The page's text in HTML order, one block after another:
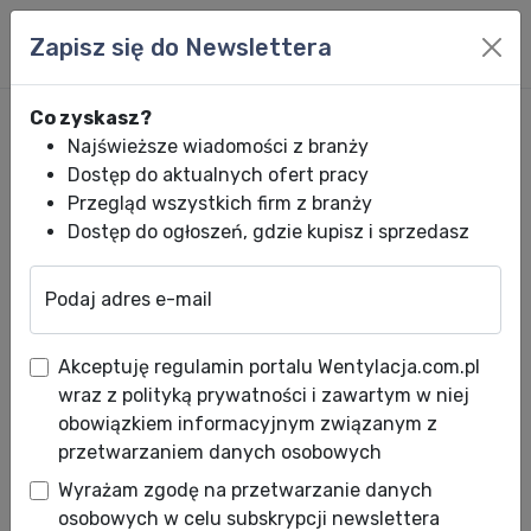
Jeśli nie olej, to co?
Data publikacji: 21.10.2010
Październikowa pogoda ma coraz mnie
wspólnego ze „złotą, polską jesienią”, a
Zapisz się do Newslettera
Co zyskasz?
Najświeższe wiadomości z branży
Dostęp do aktualnych ofert pracy
Przegląd wszystkich firm z branży
Dostęp do ogłoszeń, gdzie kupisz i sprzedasz
Podaj adres e-mail
Akceptuję regulamin portalu Wentylacja.com.pl
wraz z polityką prywatności i zawartym w niej
obowiązkiem informacyjnym związanym z
przetwarzaniem danych osobowych
Wyrażam zgodę na przetwarzanie danych
osobowych w celu subskrypcji newslettera